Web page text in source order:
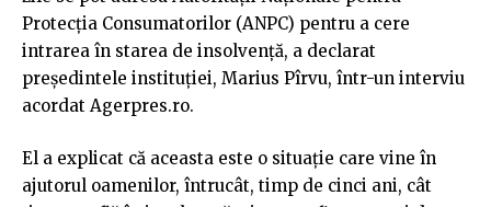
Protecţia Consumatorilor (ANPC) pentru a cere
intrarea în starea de insolvenţă, a declarat
preşedintele instituţiei, Marius Pîrvu, într-un interviu
acordat Agerpres.ro.
El a explicat că aceasta este o situaţie care vine în
ajutorul oamenilor, întrucât, timp de cinci ani, cât